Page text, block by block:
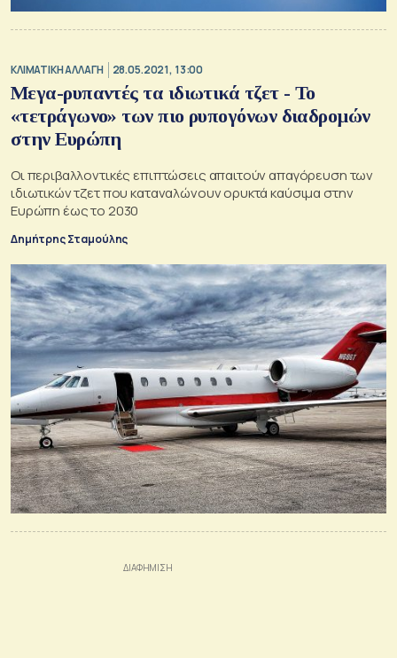
ΚΛΙΜΑΤΙΚΗ ΑΛΛΑΓΗ 28.05.2021, 13:00
Μεγα-ρυπαντές τα ιδιωτικά τζετ - Το
«τετράγωνο» των πιο ρυπογόνων διαδρομών
στην Ευρώπη
Οι περιβαλλοντικές επιπτώσεις απαιτούν απαγόρευση των
ιδιωτικών τζετ που καταναλώνουν ορυκτά καύσιμα στην
Ευρώπη έως το 2030
Δημήτρης Σταμούλης